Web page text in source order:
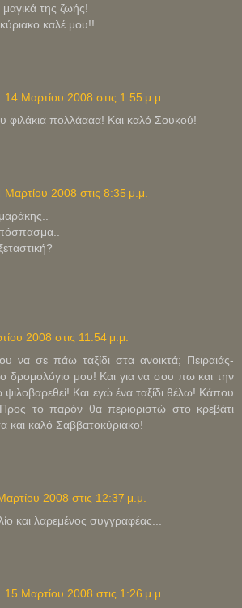
της ζωής!
καλέ μου!!
14 Μαρτίου 2008 στις 1:55 μ.μ.
φιλάκια πολλάααα! Και καλό Σουκού!
Μαρτίου 2008 στις 8:35 μ.μ.
2008 στις 11:54 μ.μ.
να σε πάω ταξίδι στα ανοικτά; Πειραιάς-
το δρομολόγιο μου! Και για να σου πω και την
ψιλοβαρεθεί! Και εγώ ένα ταξίδι θέλω! Κάπου
το παρόν θα περιοριστώ στο κρεβάτι
και καλό Σαββατοκύριακο!
2008 στις 12:37 μ.μ.
και λαρεμένος συγγραφέας...
15 Μαρτίου 2008 στις 1:26 μ.μ.